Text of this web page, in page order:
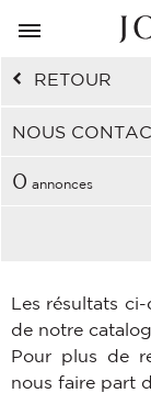
RETOUR
NOUS
0 annonces
Les résultats
de notre
Pour plus de
nous faire part